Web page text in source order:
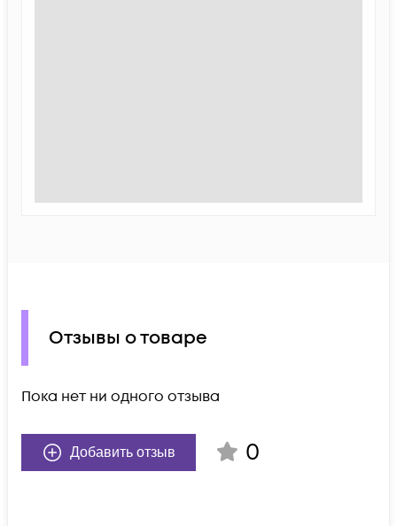
Отзывы о товаре
Пока нет ни одного отзыва
Добавить отзыв 0